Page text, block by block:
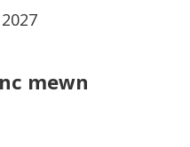
mewn